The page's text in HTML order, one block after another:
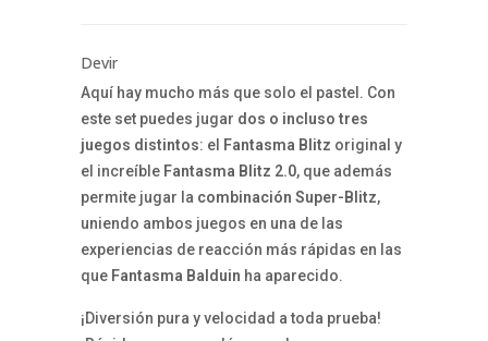
Devir
Aquí hay mucho más que solo el pastel. Con
este set puedes jugar dos o incluso tres
juegos distintos: el Fantasma Blitz original y
el increíble Fantasma Blitz 2.0, que además
permite jugar la combinación Super-Blitz,
uniendo ambos juegos en una de las
experiencias de reacción más rápidas en las
que Fantasma Balduin ha aparecido.
¡Diversión pura y velocidad a toda prueba!